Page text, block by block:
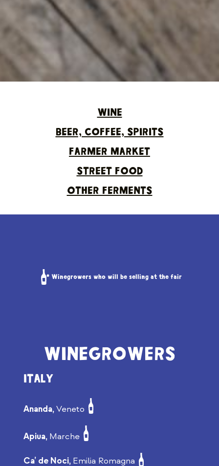
WINE
BEER, COFFEE, SPIRITS
FARMER MARKET
STREET FOOD
OTHER FERMENTS
* Winegrowers who will be selling at the fair
WINEGROWERS
ITALY
Ananda,Veneto
Apiua, Marche
Ca’ de Noci, Emilia Romagna